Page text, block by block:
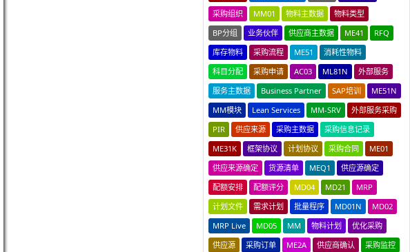
采购组织
MM01 物料主数据
物料类型
BP分组
业务伙伴 供应商主数据 ME41
RFQ
库存物料
采购流程 ME51
消耗性物料
科目分配
采购申请 AC03 ML81N
外部服务
服务主数据
Business Partner SAP培训
ME51N
MM模块
Lean Services MM-SRV
外部服务采购
PIR
供应来源 采购主数据
采购信息记录
ME31K
框架协议 计划协议 采购合同
ME01
供应来源确定
货源清单 MEQ1
供应源确定
配额安排
配额评分 MD04 MD21
MRP
计划文件
需求计划 批量程序 MD01N
MD02
MRP Live
MD05 MM 物料计划
优化采购
供应源
采购订单 ME2A 供应商确认
采购监控